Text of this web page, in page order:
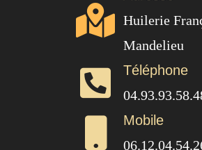
Huilerie
Mandelieu
Téléphone
Mobile